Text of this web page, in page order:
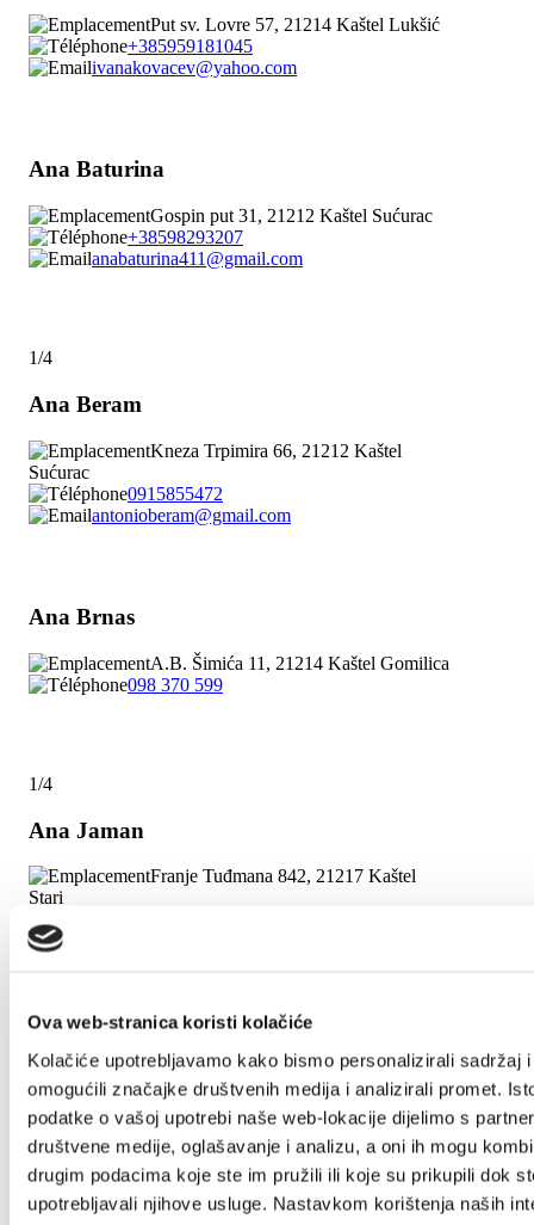
Ova web-stranica koristi kolačiće
Kolačiće upotrebljavamo kako bismo personalizirali sadržaj
omogućili značajke društvenih medija i analizirali promet.
podatke o vašoj upotrebi naše web-lokacije dijelimo s
društvene medije, oglašavanje i analizu, a oni ih mogu
drugim podacima koje ste im pružili ili koje su prikupili dok
upotrebljavali njihove usluge. Nastavkom korištenja naših
Put sv. Lovre 57, 21214 Kaštel Lukšić
+385959181045
ivanakovacev@yahoo.com
Ana Baturina
Gospin put 31, 21212 Kaštel Sućurac
+38598293207
anabaturina411@gmail.com
1/4
Ana Beram
Kneza Trpimira 66, 21212 Kaštel
Sućurac
0915855472
antonioberam@gmail.com
Ana Brnas
A.B. Šimića 11, 21214 Kaštel Gomilica
098 370 599
1/4
Ana Jaman
Franje Tuđmana 842, 21217 Kaštel
Stari
Put Blata BB, 21214 Kaštel Lukšić
+38521227670
marko.ledenko@yahoo.com